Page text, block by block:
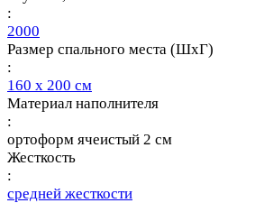
:
2000
Размер спального места (ШхГ)
:
160 х 200 см
Материал наполнителя
:
ортоформ ячеистый 2 см
Жесткость
:
средней жесткости